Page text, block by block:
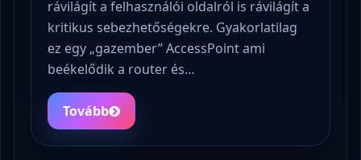
rávilágít a felhasználói oldalról is rávilágít a
kritikus sebezhetőségekre. Gyakorlatilag
ez egy „gazember” AccessPoint ami
beékelődik a router és…
Tovább